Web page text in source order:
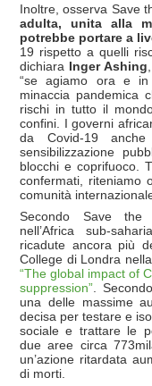
Inoltre, osserva Save
adulta, unita alla
potrebbe portare a
19 rispetto a quelli
dichiara Inger Ashing
“se agiamo ora e in
minaccia pandemica
rischi in tutto il
confini. I governi
da Covid-19
sensibilizzazione
blocchi e coprifuoco.
confermati, riteniamo
comunità
Secondo Save the
nell’Africa sub-
ricadute ancora più
College di Londra nella
“The global impact of
suppression” .
una delle massime
decisa per testare e
sociale e trattare le
due aree circa
un’azione ritardata
di morti.